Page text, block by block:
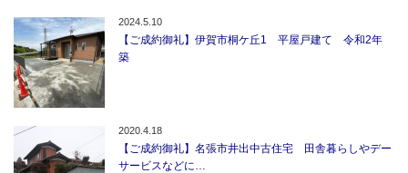
2024.5.10
【ご成約御礼】伊賀市桐ケ丘1 平屋戸建て 令和2年
築
2020.4.18
【ご成約御礼】名張市井出中古住宅 田舎暮らしやデー
サービスなどに…